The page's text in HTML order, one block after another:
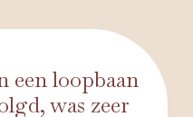
loopbaan
was zeer